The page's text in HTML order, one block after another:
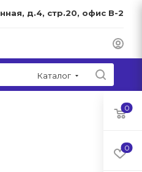
д.4, стр.20, офис В-2
Каталог
0
0